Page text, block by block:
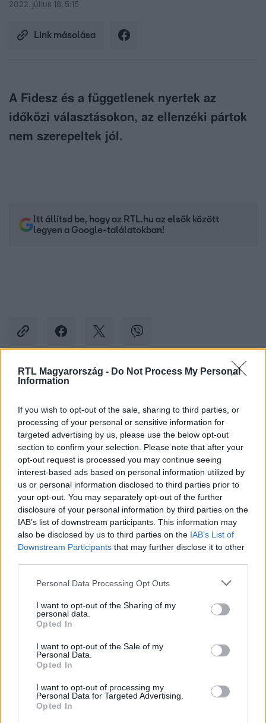
RTL Magyarország - Do Not Process My Personal
Information
If you wish to opt-out of the sale, sharing to third parties, or
processing of your personal or sensitive information for
targeted advertising by us, please use the below opt-out
section to confirm your selection. Please note that after your
opt-out request is processed you may continue seeing
interest-based ads based on personal information utilized by
us or personal information disclosed to third parties prior to
your opt-out. You may separately opt-out of the further
disclosure of your personal information by third parties on the
IAB’s list of downstream participants. This information may
also be disclosed by us to third parties on the IAB’s List of
Downstream Participants that may further disclose it to other
Please note that this website/app uses one or more Google
not limited to your visit or usage behaviour. You may click to
grant or deny consent to Google and its third-party tags to
use your data for below specified purposes in below Google
consent section.
Personal Data Processing Opt Outs
I want to opt-out of the Sharing of my
personal data.
Opted In
I want to opt-out of the Sale of my
Personal Data.
Opted In
I want to opt-out of processing my
Personal Data for Targeted Advertising.
Opted In
2022. július 18. 5:15
Link másolása
A Fidesz és a függetlenek nyertek az
időközi választásokon, az ellenzéki pártok
nem szerepeltek jól.
Itt állítsd be, hogy az RTL.hu az elsők között
legyen a Google-találatokban!
Kövess minket, és értesülj a friss hírekről a
Követem
#BELFÖLD #IDŐKÖZI VÁLASZTÁSOK
#ÖNKORMÁNYZATI VÁLASZTÁSOK #POLGÁRMESTER
FIDESZ ELLENZÉKI PÁRTOK
Népszerű